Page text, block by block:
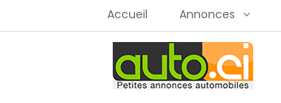
Accueil Annonces